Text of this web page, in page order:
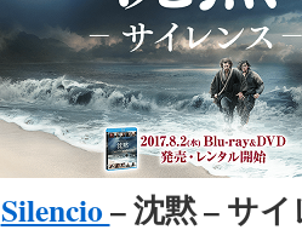
Silencio– 沈黙 – サ